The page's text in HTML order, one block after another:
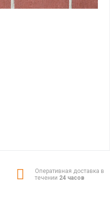
Оперативная доставка в
течении 24 часов